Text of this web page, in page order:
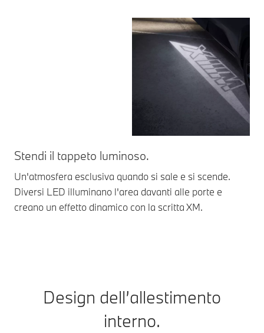
Stendi il tappeto luminoso.
Un'atmosfera esclusiva quando si sale e si scende.
Diversi LED illuminano l'area davanti alle porte e
creano un effetto dinamico con la scritta XM.
Design dell’allestimento
interno.